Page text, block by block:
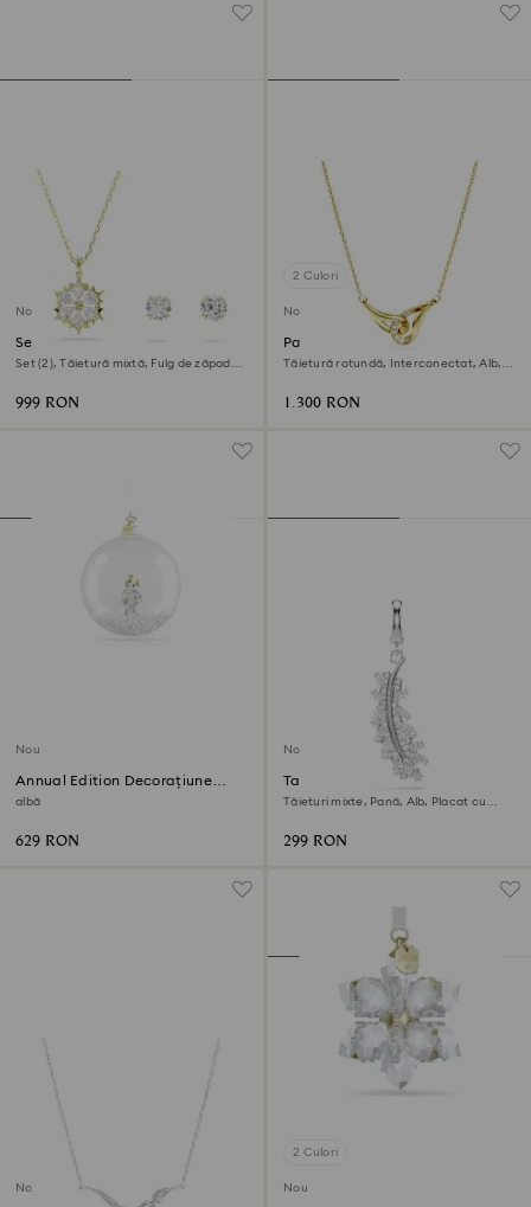
Nou
Set Magic
Set (2), Tăietură mixtă, Fulg de zăpadă,
999 RON
2 Culori
Nou
Pandantiv Swarovski Classica
Tăietură rotundă, Interconectat, Alb,
1.300 RON
Nou
Annual Edition Decorațiune
glob 2026
albă
629 RON
Nou
Talisman Vienna
Tăieturi mixte, Pană, Alb, Placat cu
299 RON
Nou
2 Culori
Nou